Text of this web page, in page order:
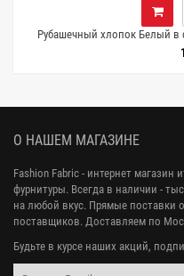
Рубашечный хлопок Белый в
О НАШЕМ МАГАЗИНЕ
Fashion Fabric - интернет магазин
фурнитуры. Всегда в наличии -
на любой вкус. Прямые поставки
поставщиков. Доставляем по
Будьте в курсе наших акций,